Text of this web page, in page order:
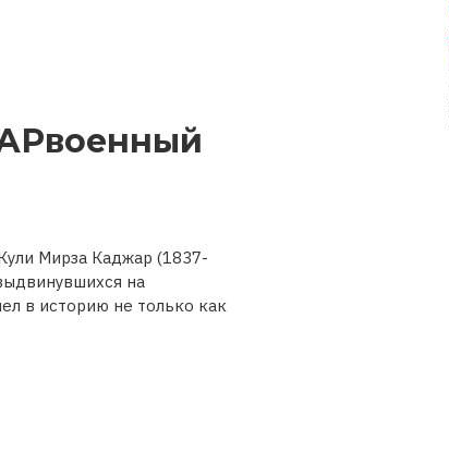
Мирза Каджар (1837-
на
в историю не только как